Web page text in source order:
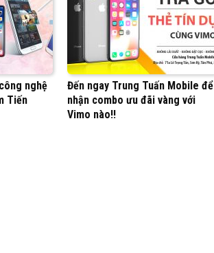
nghệ
Tiến
Đến ngay Trung Tuấn Mobile để
nhận combo ưu đãi vàng với
Vimo nào!!